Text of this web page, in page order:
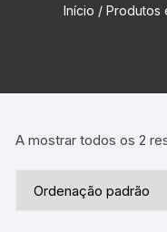
Início / Produtos
A mostrar todos os 2